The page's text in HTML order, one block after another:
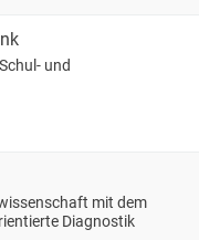
und
mit dem
Diagnostik